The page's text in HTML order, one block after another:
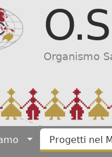
Organismo
Progetti nel